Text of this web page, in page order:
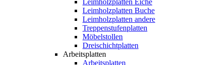
Leimholzplatten Eiche
Leimholzplatten Buche
Leimholzplatten andere
Treppenstufenplatten
Möbelstollen
Dreischichtplatten
Arbeitsplatten
Arbeitsplatten